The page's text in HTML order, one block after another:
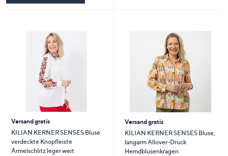
Versand gratis
KILIAN KERNER SENSES Bluse
verdeckte Knopfleiste
Ärmelschlitz leger weit
Versand gratis
KILIAN KERNER SENSES Bluse,
langarm Allover-Druck
Hemdblusenkragen